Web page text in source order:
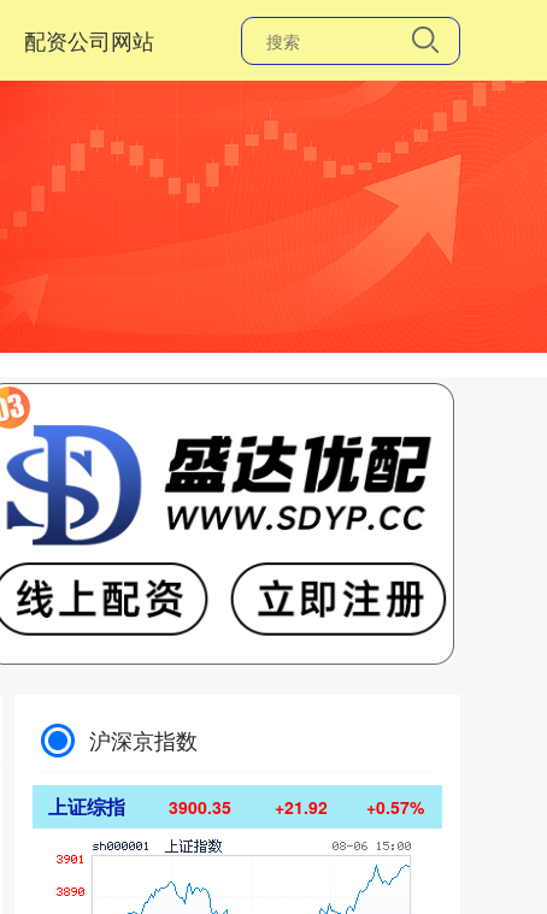
配资公司网站
沪深京指数
上证综指 3900.35 +21.92 +0.57%